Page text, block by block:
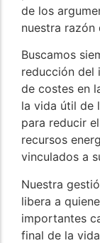
de los
nuestra razón
Buscamos
reducción del
de costes en
la vida útil de
para reducir
recursos
vinculados a
Nuestra
libera a
importantes
final de la